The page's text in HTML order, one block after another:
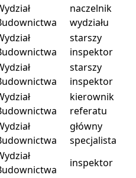
naczelnik
wydziału
starszy
inspektor
starszy
inspektor
kierownik
referatu
główny
specjalista
inspektor